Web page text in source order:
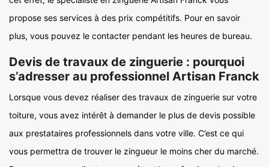
propose ses services à des prix compétitifs. Pour en savoir
plus, vous pouvez le contacter pendant les heures de bureau.
Devis de travaux de zinguerie : pourquoi
s’adresser au professionnel Artisan Franck
Lorsque vous devez réaliser des travaux de zinguerie sur votre
toiture, vous avez intérêt à demander le plus de devis possible
aux prestataires professionnels dans votre ville. C’est ce qui
vous permettra de trouver le zingueur le moins cher du marché.